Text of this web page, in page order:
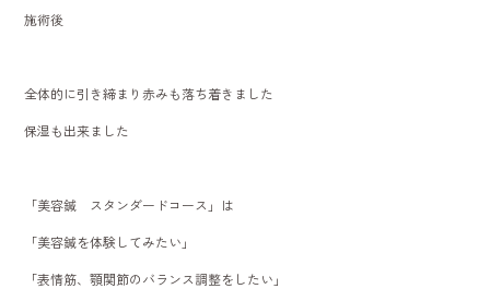
施術後
全体的に引き締まり赤みも落ち着きました
保湿も出来ました
「美容鍼 スタンダードコース」は
「美容鍼を体験してみたい」
「表情筋、顎関節のバランス調整をしたい」